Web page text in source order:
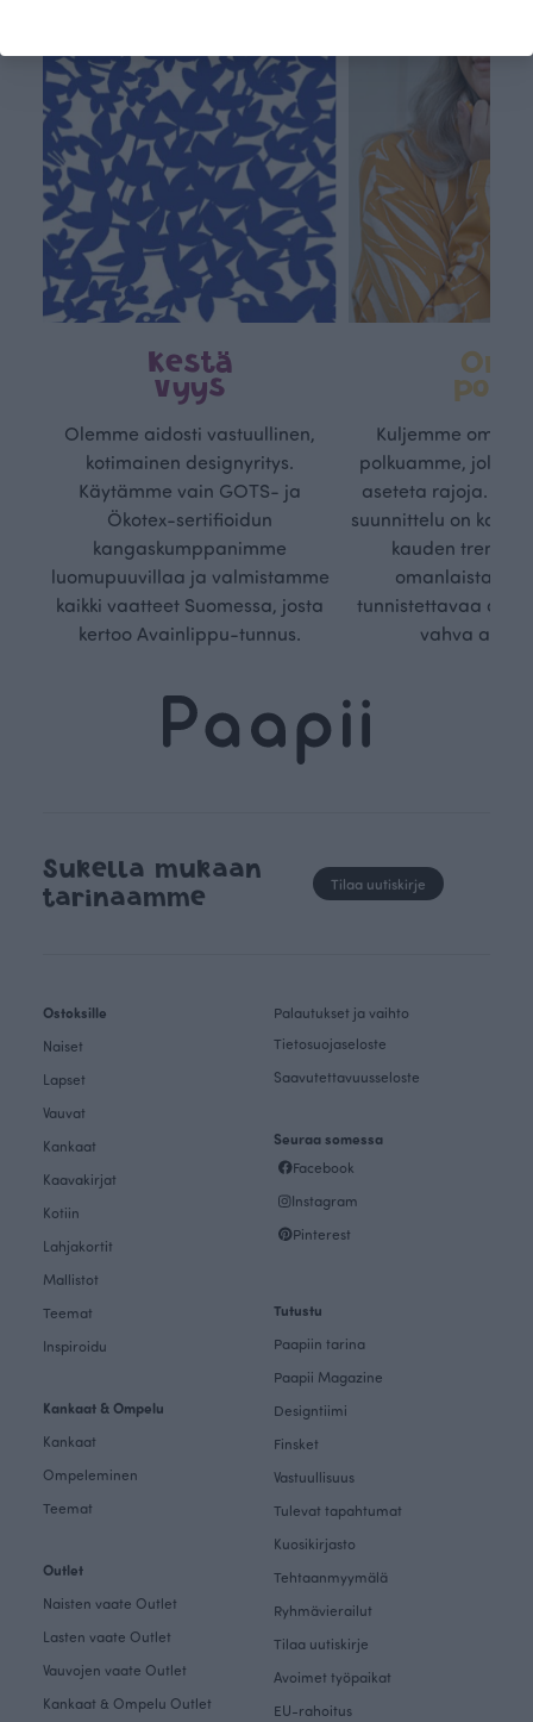
Kestä
vyys
Olemme aidosti vastuullinen,
kotimainen designyritys.
Käytämme vain GOTS- ja
Ökotex-sertifioidun
kangaskumppanimme
luomupuuvillaa ja valmistamme
kaikki vaatteet Suomessa, josta
kertoo Avainlippu-tunnus.
Oma
Kuljemme omaa,
polkuamme, jolla
aseteta rajoja.
suunnittelu on
kauden
omanlaista,
tunnistettavaa
vahva
Sukella mukaan
tarinaamme
Tilaa uutiskirje
Ostoksille
Naiset
Lapset
Vauvat
Kankaat
Kaavakirjat
Kotiin
Lahjakortit
Mallistot
Teemat
Inspiroidu
Kankaat & Ompelu
Kankaat
Ompeleminen
Teemat
Outlet
Naisten vaate Outlet
Lasten vaate Outlet
Vauvojen vaate Outlet
Kankaat & Ompelu Outlet
Palautukset ja vaihto
Tietosuojaseloste
Saavutettavuusseloste
Seuraa somessa
Facebook
Instagram
Pinterest
Tutustu
Paapiin tarina
Paapii Magazine
Designtiimi
Finsket
Vastuullisuus
Tulevat tapahtumat
Kuosikirjasto
Tehtaanmyymälä
Ryhmävierailut
Tilaa uutiskirje
Avoimet työpaikat
EU-rahoitus